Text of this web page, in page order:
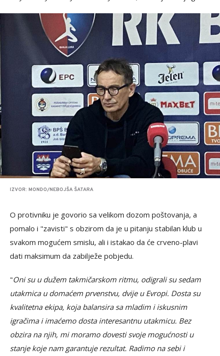
IZVOR: MONDO/NEBOJŠA ŠATARA
O protivniku je govorio sa velikom dozom poštovanja, a
pomalo i "zavisti" s obzirom da je u pitanju stabilan klub u
svakom mogućem smislu, ali i istakao da će crveno-plavi
dati maksimum da zabilježe pobjedu.
"Oni su u dužem takmičarskom ritmu, odigrali su sedam
utakmica u domaćem prvenstvu, dvije u Evropi. Dosta su
kvalitetna ekipa, koja balansira sa mladim i iskusnim
igračima i imaćemo dosta interesantnu utakmicu. Bez
obzira na njih, mi moramo dovesti svoje mogućnosti u
stanje koje nam garantuje rezultat. Radimo na sebi i